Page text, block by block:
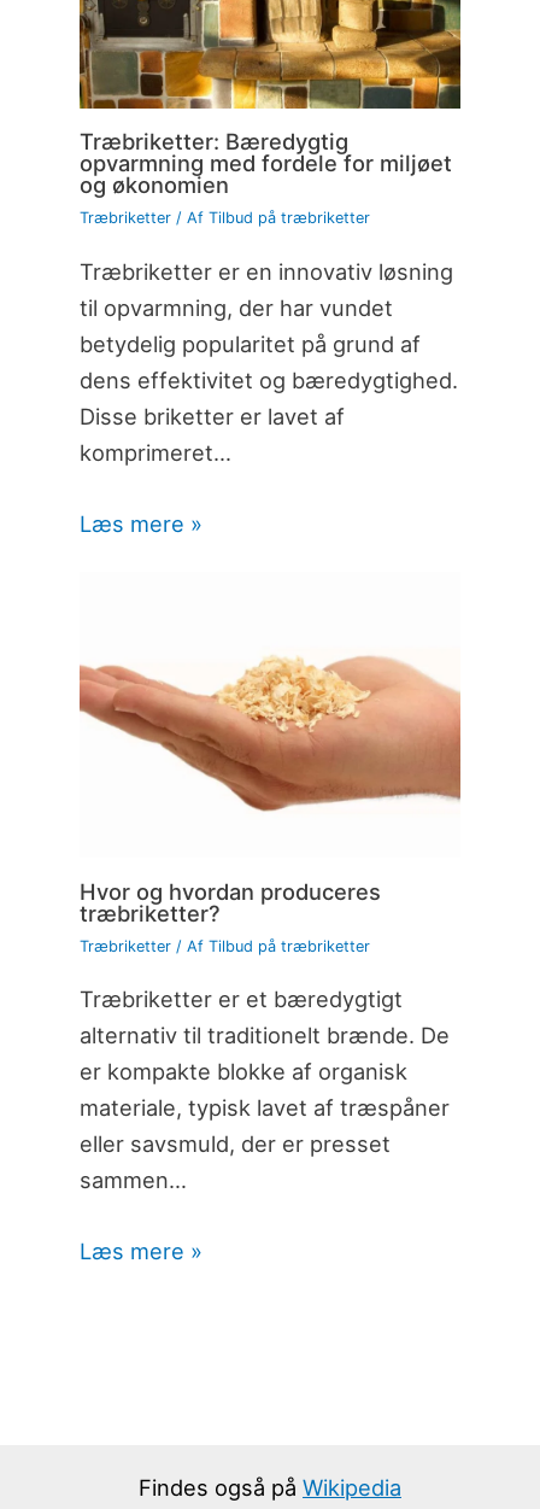
Træbriketter: Bæredygtig
opvarmning med fordele for miljøet
og økonomien
Træbriketter/ Af Tilbud på træbriketter
Træbriketter er en innovativ løsning
til opvarmning, der har vundet
betydelig popularitet på grund af
dens effektivitet og bæredygtighed.
Disse briketter er lavet af
komprimeret…
Læs mere »
Hvor og hvordan produceres
træbriketter?
Træbriketter/ Af Tilbud på træbriketter
Træbriketter er et bæredygtigt
alternativ til traditionelt brænde. De
er kompakte blokke af organisk
materiale, typisk lavet af træspåner
eller savsmuld, der er presset
sammen…
Læs mere »
Findes også på Wikipedia